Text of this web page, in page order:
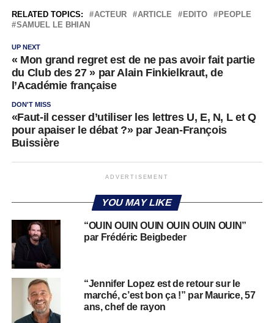
RELATED TOPICS: ACTEUR ARTICLE EDITO
PEOPLE
SAMUEL LE BHIAN
UP NEXT
« Mon grand regret est de ne pas avoir fait partie
du Club des 27 » par Alain Finkielkraut, de
l’Académie française
DON'T MISS
«Faut-il cesser d’utiliser les lettres U, E, N, L et Q
pour apaiser le débat ?» par Jean-François
Buissière
ADVERTISEMENT
YOU MAY LIKE
“OUIN OUIN OUIN OUIN OUIN OUIN”
par Frédéric Beigbeder
“Jennifer Lopez est de retour sur le
marché, c’est bon ça !” par Maurice, 57
ans, chef de rayon